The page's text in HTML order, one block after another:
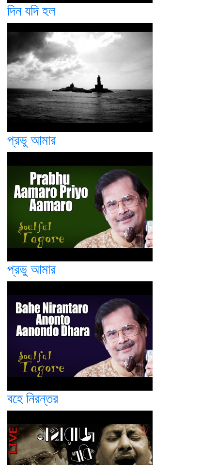
দিন যদি হল
প্রভু আমার
প্রভু আমার
বহে নিরন্তর